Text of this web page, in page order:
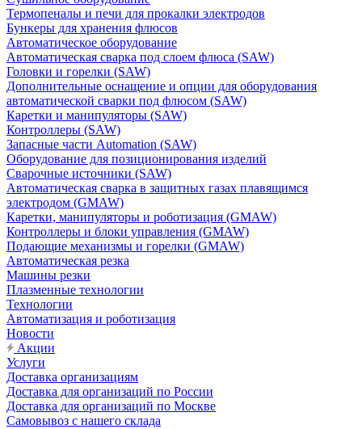
Термопеналы и печи для прокалки электродов
Бункеры для хранения флюсов
Автоматическое оборудование
Автоматическая сварка под слоем флюса (SAW)
Головки и горелки (SAW)
Дополнительные оснащение и опции для оборудования
автоматической сварки под флюсом (SAW)
Каретки и манипуляторы (SAW)
Контроллеры (SAW)
Запасные части Automation (SAW)
Оборудование для позиционирования изделий
Сварочные источники (SAW)
Автоматическая сварка в защитных газах плавящимся
электродом (GMAW)
Каретки, манипуляторы и роботизация (GMAW)
Контроллеры и блоки управления (GMAW)
Подающие механизмы и горелки (GMAW)
Автоматическая резка
Машины резки
Плазменные технологии
Технологии
Автоматизация и роботизация
Новости
Акции
Услуги
Доставка организациям
Доставка для организаций по России
Доставка для организаций по Москве
Самовывоз с нашего склада